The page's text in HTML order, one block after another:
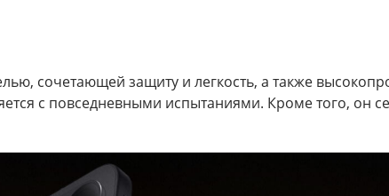
сочетающей защиту и легкость, а также
с повседневными испытаниями. Кроме того, он